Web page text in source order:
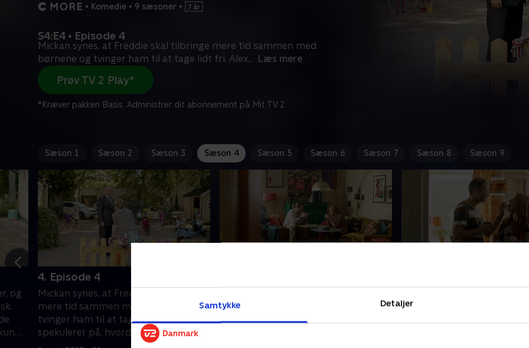
Samtykke Detaljer
• Komedie • 9 sæsoner •
S4:E4 • Episode 4
Mickan synes, at Freddie skal tilbringe mere tid sammen med
børnene og tvinger ham til at tage lidt fri. Alex... Læs mere
Prøv TV 2 Play*
*Kræver pakken Basis. Administrer dit abonnement på Mit TV 2.
Sæson 1 Sæson 2 Sæson 3 Sæson 4 Sæson 5 Sæson 6 Sæson 7 Sæson 8 Sæson 9
og
4. Episode 4
Mickan synes, at Freddie skal tilbringe
mere tid sammen med børnene og
tvinger ham til at tage lidt fri. Alex
spekulerer på, hvordan han skal
afslutte en sms.
Wilda, der bor hos dem et par dage.
Hun er en helt anden person, end
skemalægge deres samliv,